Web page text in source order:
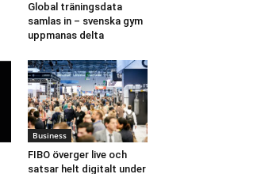
Global träningsdata
samlas in – svenska gym
uppmanas delta
Business
FIBO överger live och
satsar helt digitalt under